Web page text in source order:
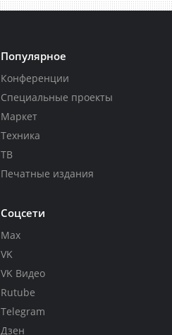
Популярное
Конференции
Специальные проекты
Маркет
Техника
ТВ
Печатные издания
Соцсети
Max
VK
VK Видео
Rutube
Telegram
Дзен